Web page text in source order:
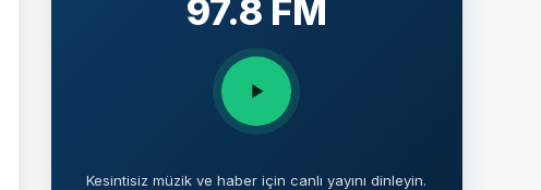
97.8 FM
Kesintisiz müzik ve haber için canlı yayını dinleyin.